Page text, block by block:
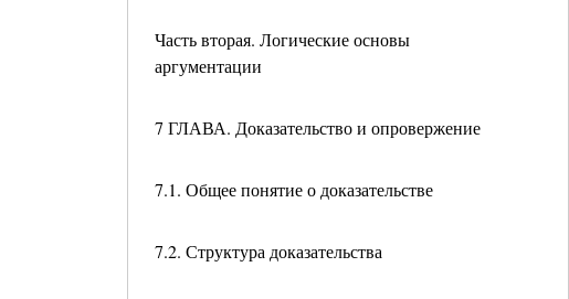
Часть вторая. Логические основы
аргументации
7 ГЛАВА. Доказательство и опровержение
7.1. Общее понятие о доказательстве
7.2. Структура доказательства